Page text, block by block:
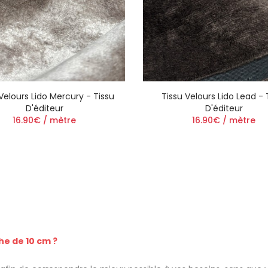
Lido Mercury - Tissu
D'éditeur
16.90€ / mètre
Tissu Velours Lido Lead -
D'éditeur
16.90€ / mètre
de 10 cm ?